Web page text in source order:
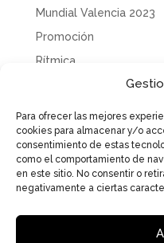
Para ofrecer las mejores
cookies para almacenar y/o
consentimiento de estas
como el comportamiento de
en este sitio. No consentir o
negativamente a ciertas
Mundial Valencia 2023
Promoción
Rítmica
Tecnificación
Uncategorized